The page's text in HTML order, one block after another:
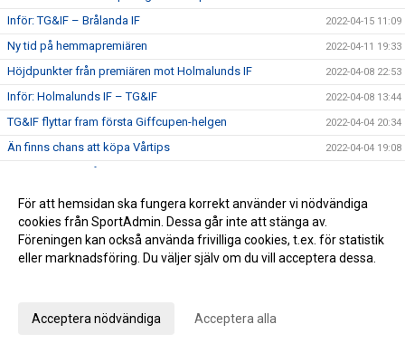
Inför: TG&IF – Brålanda IF 2022-04-15 11:09
Ny tid på hemmapremiären 2022-04-11 19:33
Höjdpunkter från premiären mot Holmalunds IF 2022-04-08 22:53
Inför: Holmalunds IF – TG&IF 2022-04-08 13:44
TG&IF flyttar fram första Giffcupen-helgen 2022-04-04 20:34
Än finns chans att köpa Vårtips 2022-04-04 19:08
Inför: TG&IF – Götene IF (träningsmatch) 2022-04-01 17:10
Bra årspremiär av juniorlaget mot Folkabo 2022-03-24 16:48
INFO Nya huvudentrèn
Inför: TG&IF – IK Gauthiod (träningsmatch)
För att hemsidan ska fungera korrekt använder vi nödvändiga
cookies från SportAdmin. Dessa går inte att stänga av.
Föreningen kan också använda frivilliga cookies, t.ex. för statistik
eller marknadsföring. Du väljer själv om du vill acceptera dessa.
Acceptera nödvändiga Acceptera alla